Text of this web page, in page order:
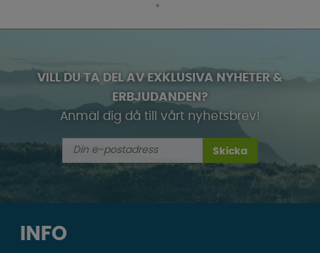
»
VILL DU TA DEL AV EXKLUSIVA NYHETER &
ERBJUDANDEN?
Anmäl dig då till vårt nyhetsbrev!
Skicka
INFO